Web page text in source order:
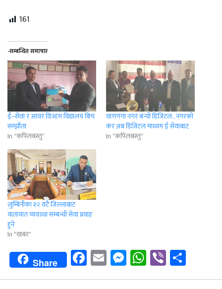
161
-सम्बन्धित समाचार
ई–सेवा र आवर विज्डम विद्यालय बिच
सम्झौता
In "कपिलबस्तु"
वाणगंगा नगर बन्यो डिजिटल , नगरको
कर अब डिजिटल माध्यम ई सेवाबाट
In "कपिलबस्तु"
लुम्बिनीका १२ वटै जिल्लाबाट
यातायात व्यवस्था सम्बन्धी सेवा प्रवाह
हुने
In "खबर"
Share Facebook
EmailMessenger
WhatsApp
Viber